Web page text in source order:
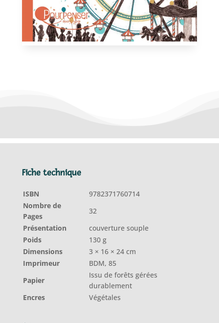
Fiche technique
ISBN
9782371760714
Nombre de
Pages
32
Présentation
couverture souple
Poids
130 g
Dimensions
3 × 16 × 24 cm
Imprimeur
BDM, 85
Papier
Issu de forêts gérées
durablement
Encres
Végétales